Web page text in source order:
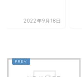
2022年9月18日